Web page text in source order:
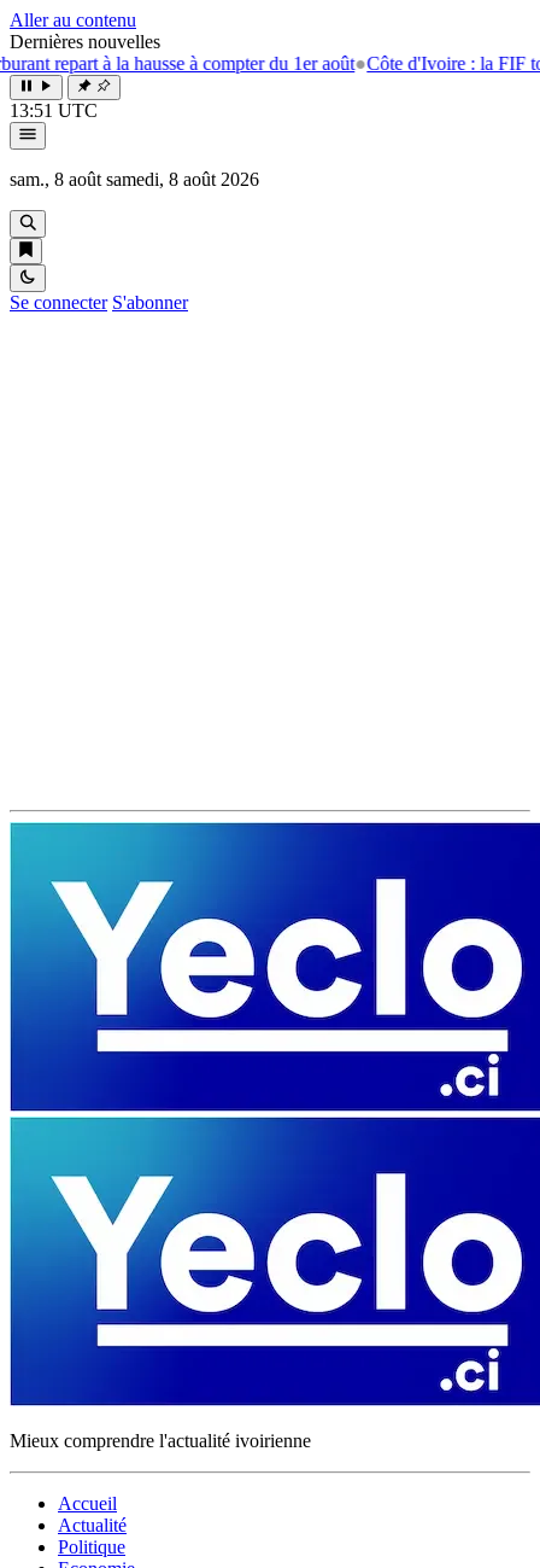
Aller au contenu
Dernières nouvelles
à la hausse à compter du 1er août●Côte d'Ivoire : la FIF tourne la
13:51 UTC
sam., 8 août samedi, 8 août 2026
Se connecter S'abonner
Mieux comprendre l'actualité ivoirienne
Accueil
Actualité
Politique